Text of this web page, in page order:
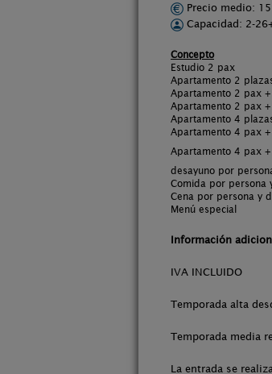
Precio medio:
Capacidad: 2-
Concepto
Estudio 2 pax
Apartamento 2
Apartamento 2 pax
Apartamento 2 pax
Apartamento 4
Apartamento 4 pax
Apartamento 4 pax
desayuno por
Comida por persona
Cena por persona y
Menú especial
Información
IVA INCLUIDO
Temporada alta
Temporada media
La entrada se